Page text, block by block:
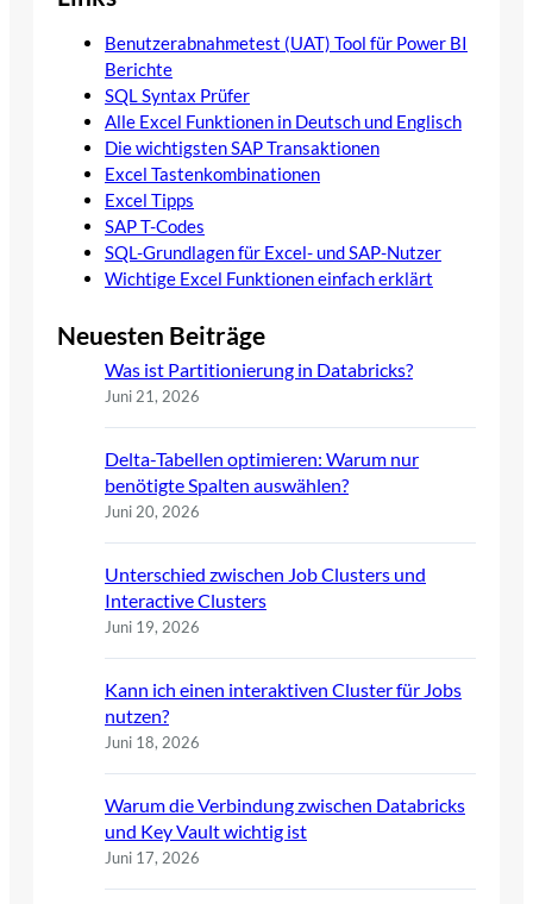
Benutzerabnahmetest (UAT) Tool für Power BI
Berichte
SQL Syntax Prüfer
Alle Excel Funktionen in Deutsch und Englisch
Die wichtigsten SAP Transaktionen
Excel Tastenkombinationen
Excel Tipps
SAP T-Codes
SQL-Grundlagen für Excel- und SAP-Nutzer
Wichtige Excel Funktionen einfach erklärt
Neuesten Beiträge
Was ist Partitionierung in Databricks?
Juni 21, 2026
Delta-Tabellen optimieren: Warum nur
benötigte Spalten auswählen?
Juni 20, 2026
Unterschied zwischen Job Clusters und
Interactive Clusters
Juni 19, 2026
Kann ich einen interaktiven Cluster für Jobs
nutzen?
Juni 18, 2026
Warum die Verbindung zwischen Databricks
und Key Vault wichtig ist
Juni 17, 2026